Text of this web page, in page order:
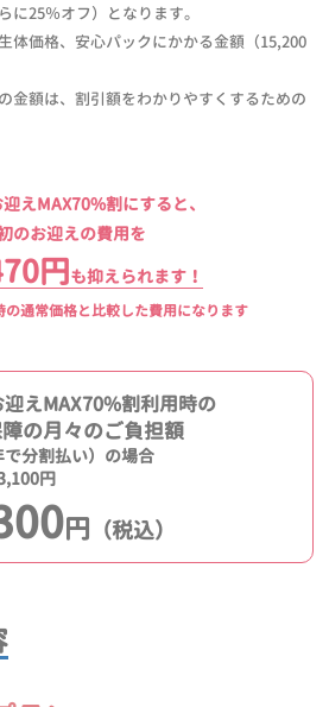
に25％オフ）となります。
体価格、安心パックにかかる金額（15,200
金額は、割引額をわかりやすくするための
えMAX70%割にすると、
のお迎えの費用を
円も抑えられます！
通常価格と比較した費用になります
えMAX70%割利用時の
の月々のご負担額
分割払い）の場合
円
円 （税込）